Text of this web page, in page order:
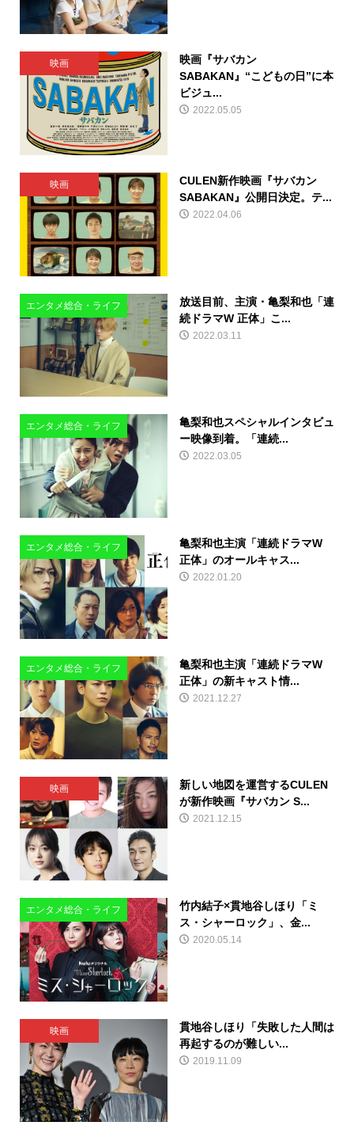
映画
映画『サバカン
SABAKAN』“こどもの日”に本
ビジュ...
2022.05.05
映画
CULEN新作映画『サバカン
SABAKAN』公開日決定。テ...
2022.04.06
エンタメ総合・ライフ
放送目前、主演・亀梨和也「連
続ドラマW 正体」こ...
2022.03.11
エンタメ総合・ライフ
亀梨和也スペシャルインタビュ
ー映像到着。「連続...
2022.03.05
エンタメ総合・ライフ
亀梨和也主演「連続ドラマW
正体」のオールキャス...
2022.01.20
エンタメ総合・ライフ
亀梨和也主演「連続ドラマW
正体」の新キャスト情...
2021.12.27
映画
新しい地図を運営するCULEN
が新作映画『サバカン S...
2021.12.15
エンタメ総合・ライフ
竹内結子×貫地谷しほり「ミ
ス・シャーロック」、金...
2020.05.14
映画
貫地谷しほり「失敗した人間は
再起するのが難しい...
2019.11.09